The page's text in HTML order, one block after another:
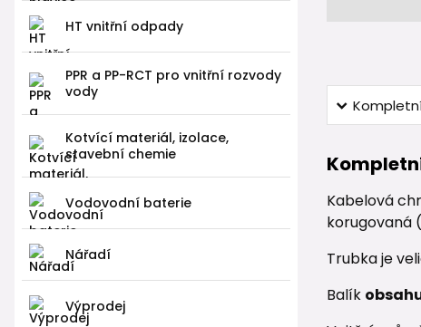
HT vnitřní odpady
PPR a PP-RCT pro vnitřní rozvody
vody
Kotvící materiál, izolace,
stavební chemie
Vodovodní baterie
Nářadí
Výprodej
Kabelová
korugovaná
Trubka je
Balík